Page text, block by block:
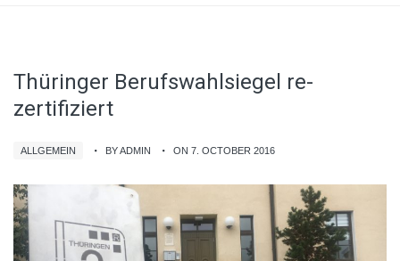
Thüringer Berufswahlsiegel re-
zertifiziert
ALLGEMEIN BY ADMIN ON 7. OCTOBER 2016